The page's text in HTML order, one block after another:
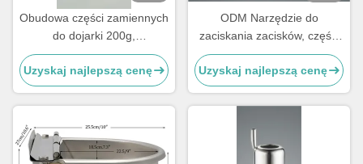
Obudowa części zamiennych
do dojarki 200g,
niestandardowa, do
kolektora, kubków
strzykowych
Uzyskaj najlepszą cenę
ODM Narzędzie do
zaciskania zacisków, części
maszyny do mleczenia krów
ze stali nierdzewnej
Uzyskaj najlepszą cenę